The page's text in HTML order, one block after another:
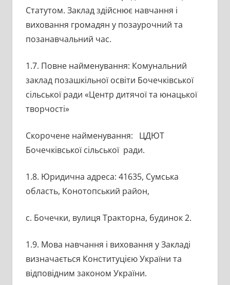
Статутом. Заклад здійснює навчання і
виховання громадян у позаурочний та
позанавчальний час.
1.7. Повне найменування: Комунальний
заклад позашкільної освіти Бочечківської
сільської ради «Центр дитячої та юнацької
творчості»
Скорочене найменування: ЦДЮТ
Бочечківської сільської ради.
1.8. Юридична адреса: 41635, Сумська
область, Конотопський район,
с. Бочечки, вулиця Тракторна, будинок 2.
1.9. Мова навчання і виховання у Закладі
визначається Конституцією України та
відповідним законом України.